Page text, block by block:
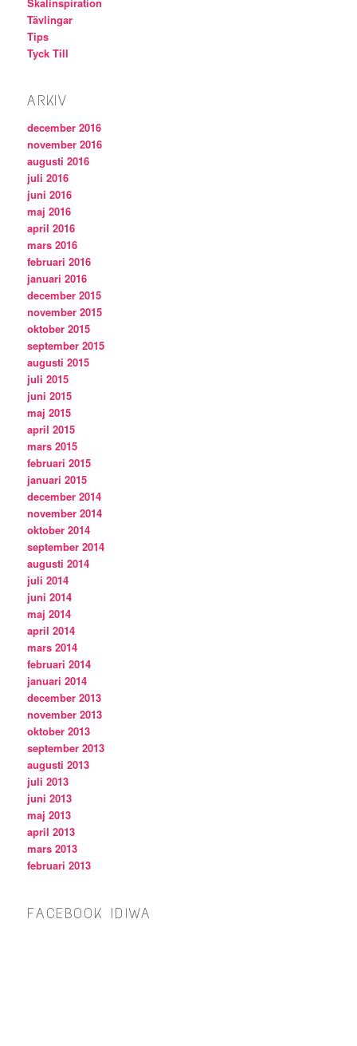
Tävlingar
Tips
Tyck Till
ARKIV
december 2016
november 2016
augusti 2016
juli 2016
juni 2016
maj 2016
april 2016
mars 2016
februari 2016
januari 2016
december 2015
november 2015
oktober 2015
september 2015
augusti 2015
juli 2015
juni 2015
maj 2015
april 2015
mars 2015
februari 2015
januari 2015
december 2014
november 2014
oktober 2014
september 2014
augusti 2014
juli 2014
juni 2014
maj 2014
april 2014
mars 2014
februari 2014
januari 2014
december 2013
november 2013
oktober 2013
september 2013
augusti 2013
juli 2013
juni 2013
maj 2013
april 2013
mars 2013
februari 2013
FACEBOOK IDIWA